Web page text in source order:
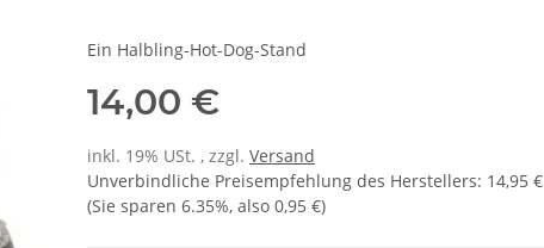
Ein Halbling-Hot-Dog-Stand
14,00 €
inkl. 19% USt. , zzgl. Versand
Unverbindliche Preisempfehlung des Herstellers: 14,95 €
(Sie sparen 6.35%, also 0,95 €)